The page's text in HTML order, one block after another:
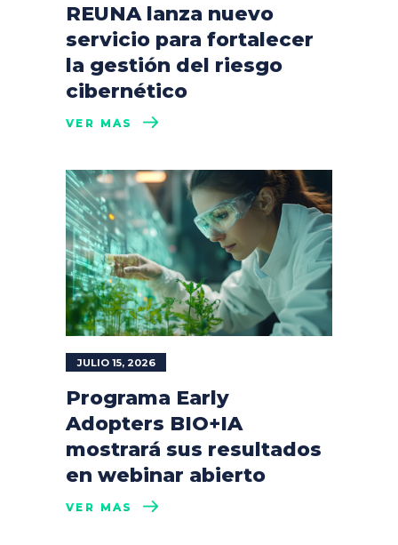
REUNA lanza nuevo
servicio para fortalecer
la gestión del riesgo
cibernético
VER MÁS
JULIO 15, 2026
Programa Early
Adopters BIO+IA
mostrará sus resultados
en webinar abierto
VER MÁS